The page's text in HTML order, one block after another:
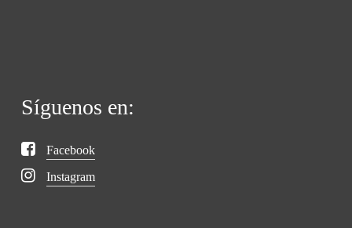
Síguenos en:
Facebook
Instagram